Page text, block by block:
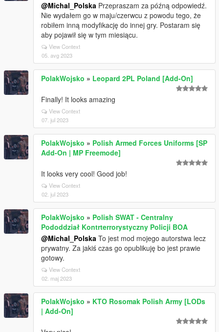
@Michal_Polska Przepraszam za późną odpowiedź.
Nie wydałem go w maju/czerwcu z powodu tego, że
robiłem inną modyfikację do innej gry. Postaram się
aby pojawił się w tym miesiącu.
View Context
05. avg 2023
PolakWojsko » Leopard 2PL Poland [Add-On]
Finally! It looks amazing
View Context
07. jul 2023
PolakWojsko » Polish Armed Forces Uniforms [SP
Add-On | MP Freemode]
It looks very cool! Good job!
View Context
02. jul 2023
PolakWojsko » Polish SWAT - Centralny
Pododdział Kontrterrorystyczny Policji BOA
@Michal_Polska To jest mod mojego autorstwa lecz
prywatny. Za jakiś czas go opublikuję bo jest prawie
gotowy.
View Context
02. maj 2023
PolakWojsko » KTO Rosomak Polish Army [LODs
| Add-On]